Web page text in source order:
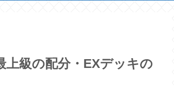
上級の配分・EXデッキの